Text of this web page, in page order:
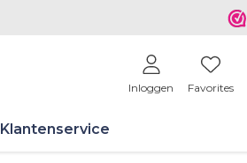
Inloggen Favorites
Klantenservice